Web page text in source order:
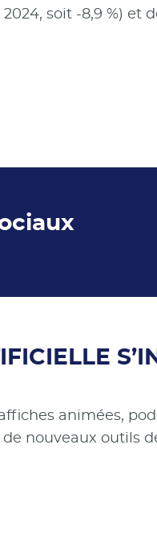
soit -8,9 %) et
animées,
nouveaux outils